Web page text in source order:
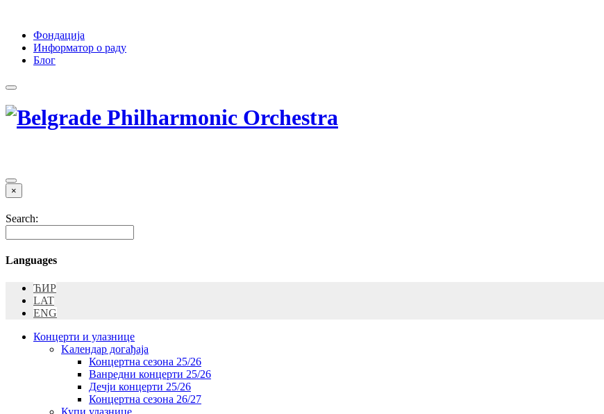
Фондација
Информатор о раду
Блог
×
Search:
Languages
ЋИР
LAT
ENG
Концерти и улазнице
Kалендар догађаја
Концертна сезона 25/26
Ванредни концерти 25/26
Дечји концерти 25/26
Концертна сезона 26/27
Купи улазнице